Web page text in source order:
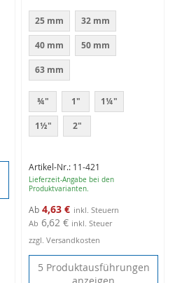
Artikel-Nr.: 11-421
Lieferzeit-Angabe bei den
Produktvarianten.
Ab 4,63 €
Ab 6,62 € inkl. Steuer
25 mm 32 mm
40 mm 50 mm
63 mm
¾" 1" 1¼"
1½" 2"
zzgl. Versandkosten
5 Produktausführungen
anzeigen